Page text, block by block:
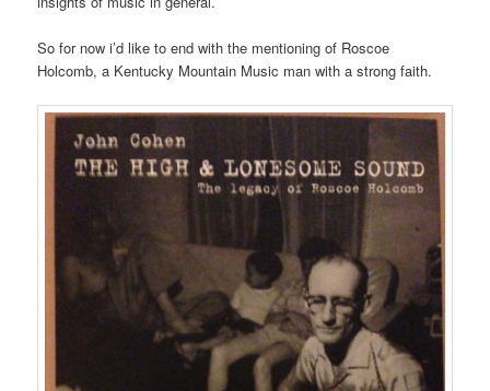
So for now i’d like to end with the mentioning of Roscoe
Holcomb, a Kentucky Mountain Music man with a strong faith.